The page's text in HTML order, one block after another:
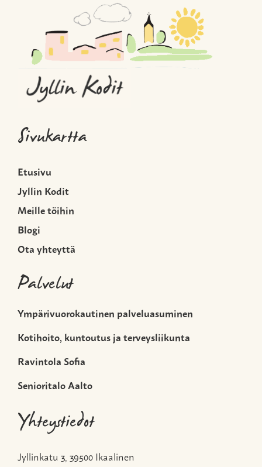
Sivukartta
Etusivu
Jyllin Kodit
Meille töihin
Blogi
Ota yhteyttä
Palvelut
Ympärivuorokautinen palveluasuminen
Kotihoito, kuntoutus ja terveysliikunta
Ravintola Sofia
Senioritalo Aalto
Yhteystiedot
Jyllinkatu 3, 39500 Ikaalinen